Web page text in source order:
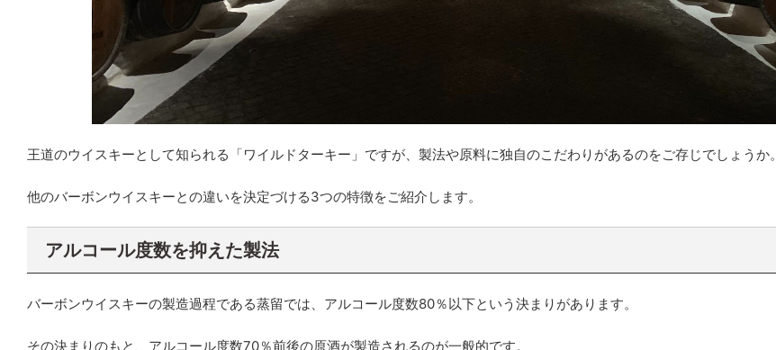
王道のウイスキーとして知られる「ワイルドターキー」ですが、製法や原料に独自のこだわりがあるのをご存じでしょうか。
他のバーボンウイスキーとの違いを決定づける3つの特徴をご紹介します。
アルコール度数を抑えた製法
バーボンウイスキーの製造過程である蒸留では、アルコール度数80％以下という決まりがあります。
その決まりのもと、アルコール度数70％前後の原酒が製造されるのが一般的です。